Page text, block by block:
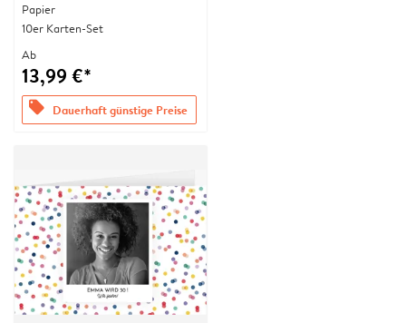
Papier
10er Karten-Set
Ab
13,99 €*
offers Dauerhaft günstige Preise